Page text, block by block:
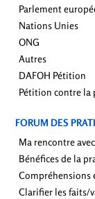
Parlement
Nations Unies
ONG
Autres
DAFOH Pétition
Pétition contre la
FORUM DES
Ma rencontre
Bénéfices de la
Compréhensions
Clarifier les faits/